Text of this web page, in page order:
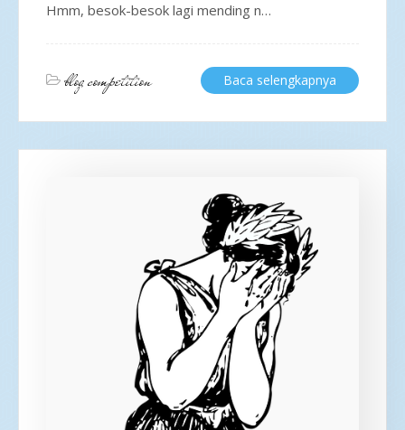
Hmm, besok-besok lagi mending n…
blog competition Baca selengkapnya